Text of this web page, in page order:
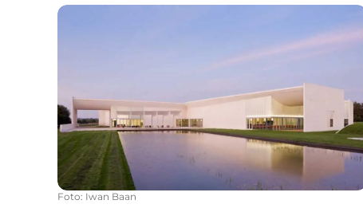
HEART - Herning Museum of Contemporary Art
Foto: Iwan Baan